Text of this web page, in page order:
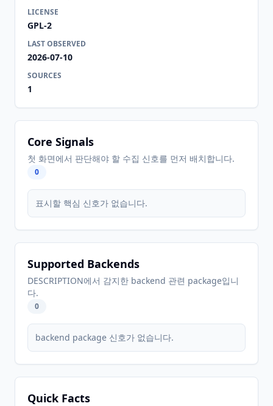
LICENSE
GPL-2
LAST OBSERVED
2026-07-10
SOURCES
1
Core Signals
첫 화면에서 판단해야 할 수집 신호를 먼저 배치합니다.
0
표시할 핵심 신호가 없습니다.
Supported Backends
DESCRIPTION에서 감지한 backend 관련 package입니
다.
0
backend package 신호가 없습니다.
Quick Facts